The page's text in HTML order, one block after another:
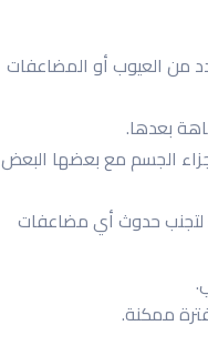
من العيوب أو المضاعفات
بعدها.
الجسم مع بعضها البعض
لتجنب حدوث أي مضاعفات
ممكنة.